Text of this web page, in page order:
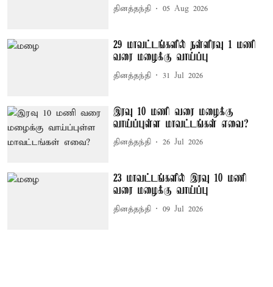
தினத்தந்தி 05 Aug 2026
29 மாவட்டங்களில் நள்ளிரவு 1 மணி
வரை மழைக்கு வாய்ப்பு
தினத்தந்தி 31 Jul 2026
இரவு 10 மணி வரை மழைக்கு
வாய்ப்புள்ள மாவட்டங்கள் எவை?
தினத்தந்தி 26 Jul 2026
23 மாவட்டங்களில் இரவு 10 மணி
வரை மழைக்கு வாய்ப்பு
தினத்தந்தி 09 Jul 2026